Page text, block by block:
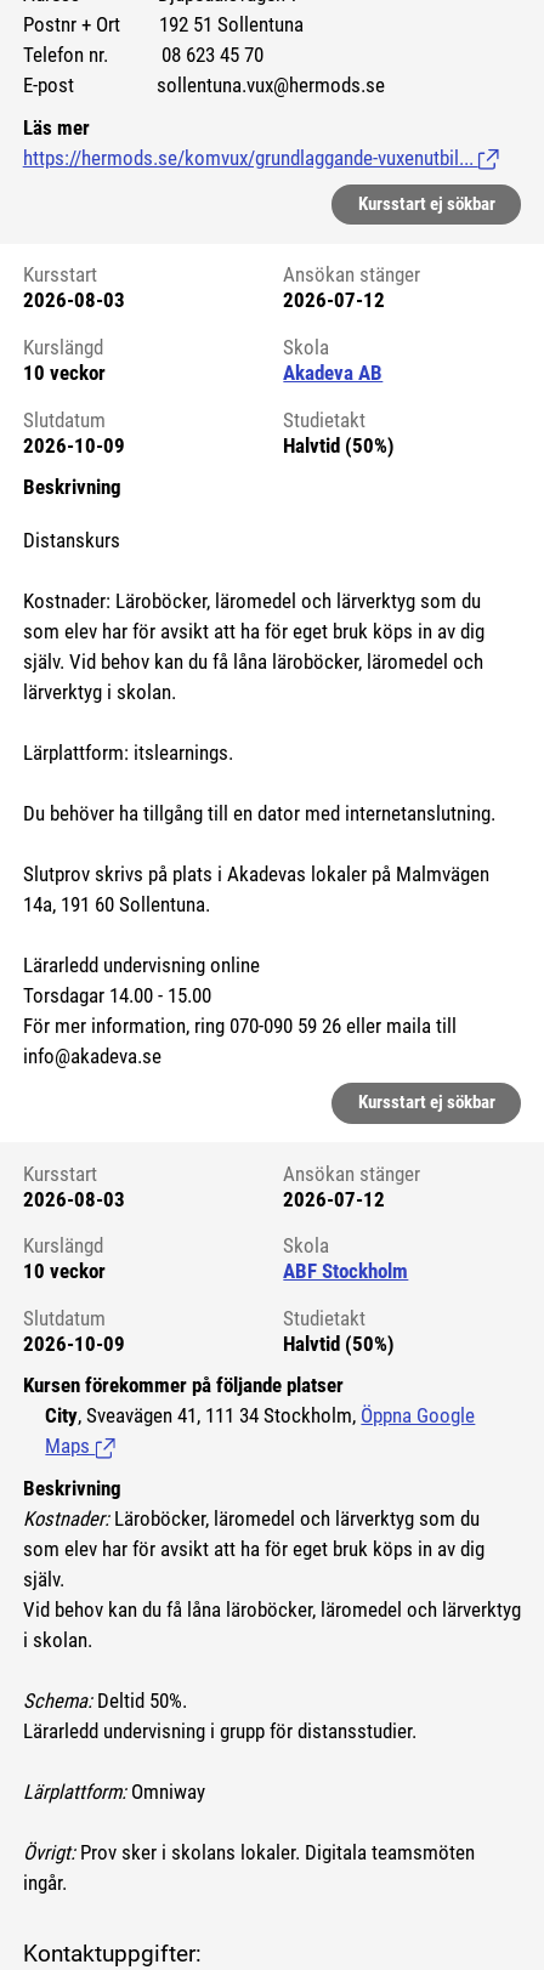
Postnr + Ort 192 51 Sollentuna
Telefon nr. 08 623 45 70
E-post sollentuna.vux@hermods.se
Läs mer
https://hermods.se/komvux/grundlaggande-vuxenutbil... (Länk
Kursstart ej sökbar
Kursstart 6130742
Kursstart
2026-08-03
Ansökan stänger
2026-07-12
Kurslängd
10 veckor
Skola
Akadeva AB
Slutdatum
2026-10-09
Studietakt
Halvtid (50%)
Beskrivning
Distanskurs
Kostnader: Läroböcker, läromedel och lärverktyg som du
som elev har för avsikt att ha för eget bruk köps in av dig
själv. Vid behov kan du få låna läroböcker, läromedel och
lärverktyg i skolan.
Lärplattform: itslearnings.
Du behöver ha tillgång till en dator med internetanslutning.
Slutprov skrivs på plats i Akadevas lokaler på Malmvägen
14a, 191 60 Sollentuna.
Lärarledd undervisning online
Torsdagar 14.00 - 15.00
För mer information, ring 070-090 59 26 eller maila till
info@akadeva.se
Kursstart ej sökbar
Kursstart 6214683
Kursstart
2026-08-03
Ansökan stänger
2026-07-12
Kurslängd
10 veckor
Skola
ABF Stockholm
Slutdatum
2026-10-09
Studietakt
Halvtid (50%)
Kursen förekommer på följande platser
City, Sveavägen 41, 111 34 Stockholm, Öppna Google
Maps (Länk till extern sida.)
Beskrivning
Kostnader:Läroböcker, läromedel och lärverktyg som du
som elev har för avsikt att ha för eget bruk köps in av dig
själv.
Vid behov kan du få låna läroböcker, läromedel och lärverktyg
i skolan.
Schema:Deltid 50%.
Lärarledd undervisning i grupp för distansstudier.
Lärplattform:Omniway
Övrigt: Prov sker i skolans lokaler. Digitala teamsmöten
ingår.
Kontaktuppgifter: